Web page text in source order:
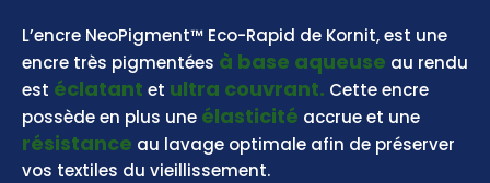
L’encre NeoPigment™ Eco-Rapid de Kornit, est une
encre très pigmentées à base aqueuse au rendu
est éclatant et ultra couvrant. Cette encre
possède en plus une élasticité accrue et une
résistance au lavage optimale afin de préserver
vos textiles du vieillissement.